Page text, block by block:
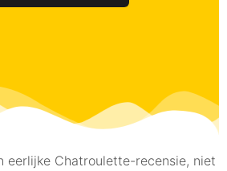
eerlijke Chatroulette-recensie, niet